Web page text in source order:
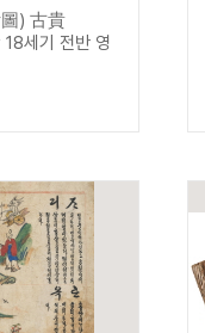
) 古貴
세기 전반 영